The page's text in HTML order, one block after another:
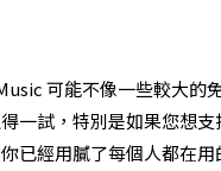
可能不像一些較大的
一試，特別是如果您想
已經用膩了每個人都在